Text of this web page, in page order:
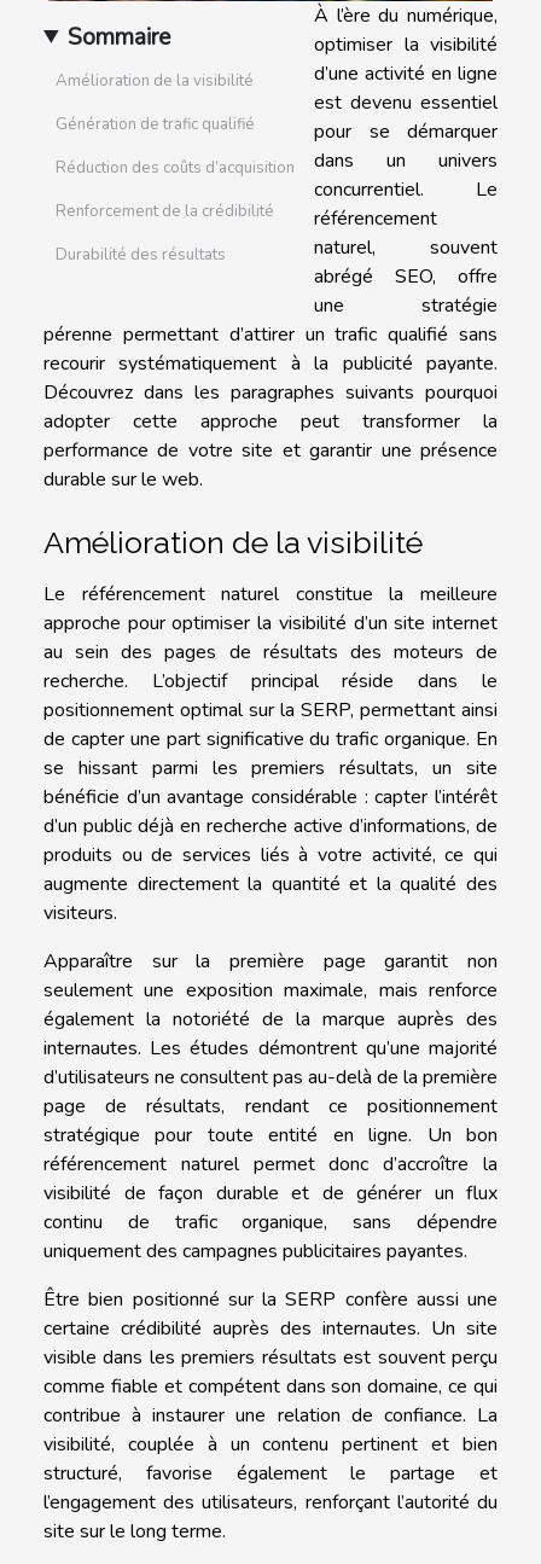
Sommaire
Amélioration de la visibilité
Génération de trafic qualifié
Réduction des coûts d’acquisition
Renforcement de la crédibilité
Durabilité des résultats
À l’ère du numérique,
optimiser la visibilité
d’une activité en ligne
est devenu essentiel
pour se démarquer
dans un univers
concurrentiel. Le
référencement
naturel, souvent
abrégé SEO, offre
une stratégie
pérenne permettant d’attirer un trafic qualifié sans
recourir systématiquement à la publicité payante.
Découvrez dans les paragraphes suivants pourquoi
adopter cette approche peut transformer la
performance de votre site et garantir une présence
durable sur le web.
Amélioration de la visibilité
Le référencement naturel constitue la meilleure
approche pour optimiser la visibilité d’un site internet
au sein des pages de résultats des moteurs de
recherche. L’objectif principal réside dans le
positionnement optimal sur la SERP, permettant ainsi
de capter une part significative du trafic organique. En
se hissant parmi les premiers résultats, un site
bénéficie d’un avantage considérable : capter l’intérêt
d’un public déjà en recherche active d’informations, de
produits ou de services liés à votre activité, ce qui
augmente directement la quantité et la qualité des
visiteurs.
Apparaître sur la première page garantit non
seulement une exposition maximale, mais renforce
également la notoriété de la marque auprès des
internautes. Les études démontrent qu’une majorité
d’utilisateurs ne consultent pas au-delà de la première
page de résultats, rendant ce positionnement
stratégique pour toute entité en ligne. Un bon
référencement naturel permet donc d’accroître la
visibilité de façon durable et de générer un flux
continu de trafic organique, sans dépendre
uniquement des campagnes publicitaires payantes.
Être bien positionné sur la SERP confère aussi une
certaine crédibilité auprès des internautes. Un site
visible dans les premiers résultats est souvent perçu
comme fiable et compétent dans son domaine, ce qui
contribue à instaurer une relation de confiance. La
visibilité, couplée à un contenu pertinent et bien
structuré, favorise également le partage et
l’engagement des utilisateurs, renforçant l’autorité du
site sur le long terme.